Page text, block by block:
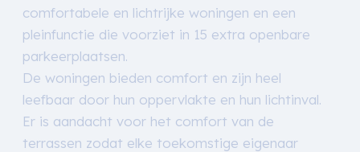
comfortabele en lichtrijke woningen en een
pleinfunctie die voorziet in 15 extra openbare
parkeerplaatsen.
De woningen bieden comfort en zijn heel
leefbaar door hun oppervlakte en hun lichtinval.
Er is aandacht voor het comfort van de
terrassen zodat elke toekomstige eigenaar